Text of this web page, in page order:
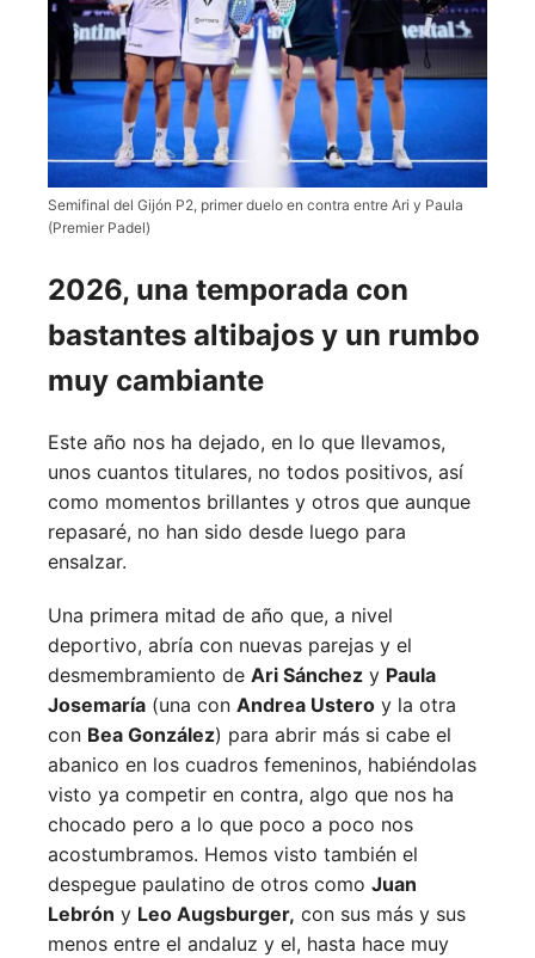
Semifinal del Gijón P2, primer duelo en contra entre Ari y Paula
(Premier Padel)
2026, una temporada con
bastantes altibajos y un rumbo
muy cambiante
Este año nos ha dejado, en lo que llevamos,
unos cuantos titulares, no todos positivos, así
como momentos brillantes y otros que aunque
repasaré, no han sido desde luego para
ensalzar.
Una primera mitad de año que, a nivel
deportivo, abría con nuevas parejas y el
desmembramiento de Ari Sánchez y Paula
Josemaría (una con Andrea Ustero y la otra
con Bea González) para abrir más si cabe el
abanico en los cuadros femeninos, habiéndolas
visto ya competir en contra, algo que nos ha
chocado pero a lo que poco a poco nos
acostumbramos. Hemos visto también el
despegue paulatino de otros como Juan
Lebrón y Leo Augsburger, con sus más y sus
menos entre el andaluz y el, hasta hace muy